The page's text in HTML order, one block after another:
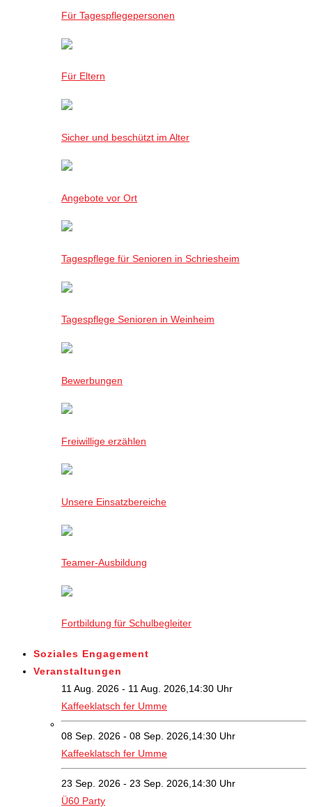
Für Tagespflegepersonen
Für Eltern
Sicher und beschützt im Alter
Angebote vor Ort
Tagespflege für Senioren in Schriesheim
Tagespflege Senioren in Weinheim
Bewerbungen
Freiwillige erzählen
Unsere Einsatzbereiche
Teamer-Ausbildung
Fortbildung für Schulbegleiter
Soziales Engagement
Veranstaltungen
11 Aug. 2026 - 11 Aug. 2026,14:30 Uhr
Kaffeeklatsch fer Umme
08 Sep. 2026 - 08 Sep. 2026,14:30 Uhr
Kaffeeklatsch fer Umme
23 Sep. 2026 - 23 Sep. 2026,14:30 Uhr
Ü60 Party